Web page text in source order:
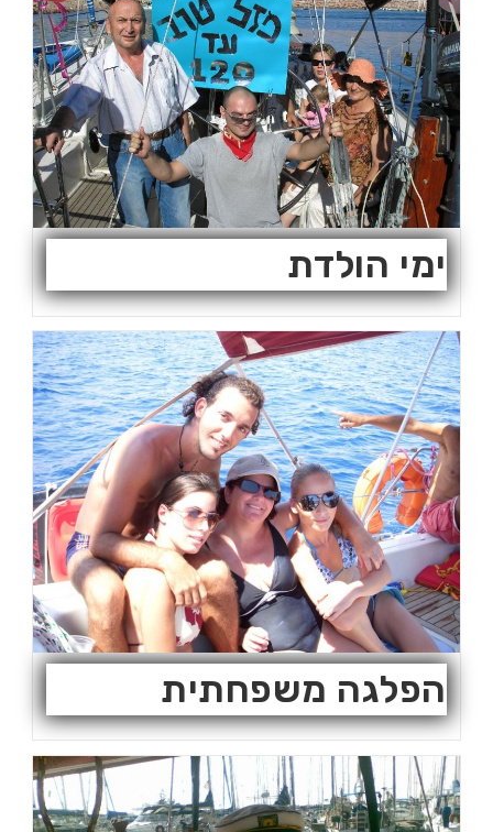
ימי הולדת
הפלגה משפחתית